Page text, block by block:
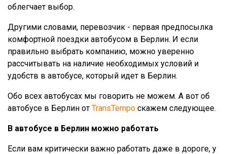
облегчает выбор.
Другими словами, перевозчик - первая предпосылка
комфортной поездки автобусом в Берлин. И если
правильно выбрать компанию, можно уверенно
рассчитывать на наличие необходимых условий и
удобств в автобусе, который идет в Берлин.
Обо всех автобусах мы говорить не можем. А вот об
автобусе в Берлин от TransTempo скажем следующее.
В автобусе в Берлин можно работать
Если вам критически важно работать даже в дороге, у